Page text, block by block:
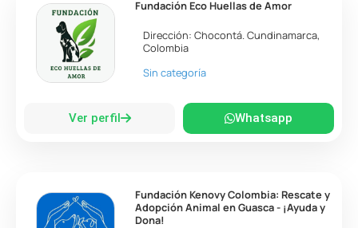
Fundación Eco Huellas de Amor
Dirección:Chocontá.Cundinamarca,
Colombia
Sin categoría
Ver perfil Whatsapp
Fundación Kenovy Colombia: Rescate y
Adopción Animal en Guasca - ¡Ayuda y
Dona!